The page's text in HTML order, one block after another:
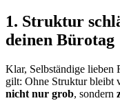
1. Struktur
deinen Bürotag
Klar, Selbständige lieben
gilt: Ohne Struktur bleibt
nicht nur grob, sondern